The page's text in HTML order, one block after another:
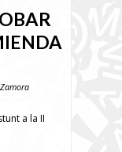
a la II